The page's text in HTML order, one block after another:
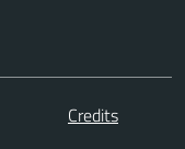
Credits